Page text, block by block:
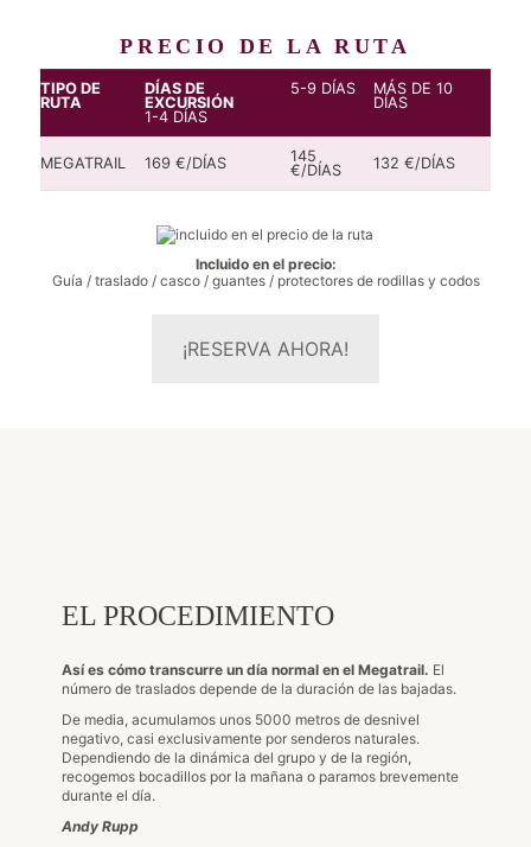
PRECIO DE LA RUTA
TIPO DE
RUTA
DÍAS DE
EXCURSIÓN
1-4 DÍAS
5-9 DÍAS
MÁS DE 10
DÍAS
MEGATRAIL 169 €/DÍAS
145
€/DÍAS
132 €/DÍAS
Incluido en el precio:
Guía / traslado / casco / guantes / protectores de rodillas y codos
¡RESERVA AHORA!
EL PROCEDIMIENTO
Así es cómo transcurre un día normal en el Megatrail. El
número de traslados depende de la duración de las bajadas.
De media, acumulamos unos 5000 metros de desnivel
negativo, casi exclusivamente por senderos naturales.
Dependiendo de la dinámica del grupo y de la región,
recogemos bocadillos por la mañana o paramos brevemente
durante el día.
Andy Rupp